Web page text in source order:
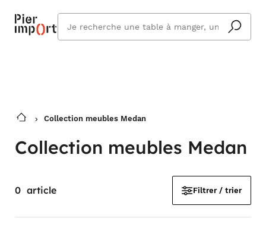
Vous êtes absent ? Pier Import s'adapte
et vous livre à votre retour.
En savoir plus
cherchez
vous ?
Collection meubles Medan
Collection meubles Medan
0 article Filtrer / trier